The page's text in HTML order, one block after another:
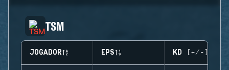
TSM
JOGADOR EPS KD (+/-)